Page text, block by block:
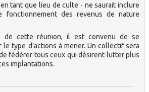
tant que lieu de culte - ne saurait inclure
fonctionnement des revenus de nature
de cette réunion, il est convenu de se
type d’actions à mener. Un collectif sera
fédérer tous ceux qui désirent lutter plus
implantations.